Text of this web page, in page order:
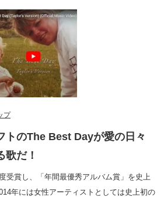
プ
トのThe Best Dayが愛の日々
歌だ！
受賞し、「年間最優秀アルバム賞」を史上
年には女性アーティストとしては史上初の